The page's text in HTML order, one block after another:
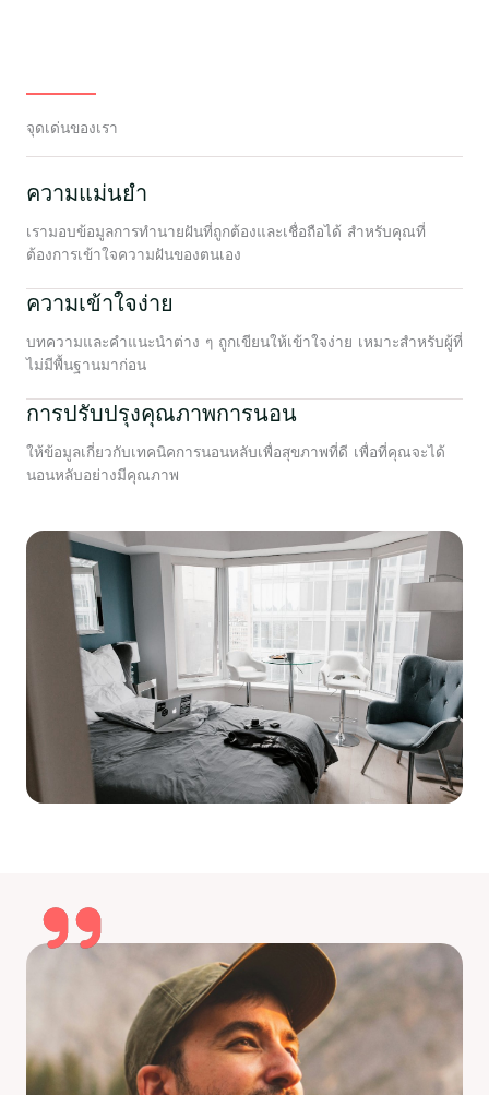
จุดเด่นของเรา
ความแม่นยำ
เรามอบข้อมูลการทำนายฝันที่ถูกต้องและเชื่อถือได้ สำหรับคุณที่
ต้องการเข้าใจความฝันของตนเอง
ความเข้าใจง่าย
บทความและคำแนะนำต่าง ๆ ถูกเขียนให้เข้าใจง่าย เหมาะสำหรับผู้ที่
ไม่มีพื้นฐานมาก่อน
การปรับปรุงคุณภาพการนอน
ให้ข้อมูลเกี่ยวกับเทคนิคการนอนหลับเพื่อสุขภาพที่ดี เพื่อที่คุณจะได้
นอนหลับอย่างมีคุณภาพ